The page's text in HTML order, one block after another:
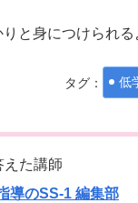
と身につけられる
タグ： 低
えた講師
導のSS-1 編集部